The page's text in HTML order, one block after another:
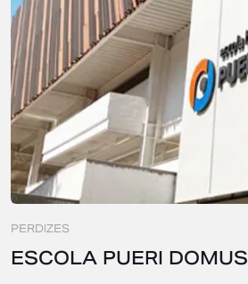
PERDIZES
ESCOLA PUERI DOMUS